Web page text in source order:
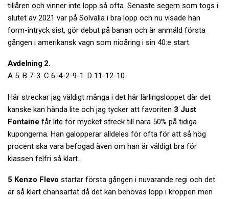
tillåren och vinner inte lopp så ofta. Senaste segern som togs i
slutet av 2021 var på Solvalla i bra lopp och nu visade han
form-intryck sist, gör debut på banan och är anmäld första
gången i amerikansk vagn som nioåring i sin 40:e start.
Avdelning 2.
A 5. B 7-3. C 6-4-2-9-1. D 11-12-10.
Här streckar jag väldigt många i det här lärlingsloppet där det
kanske kan hända lite och jag tycker att favoriten 3 Just
Fontaine får lite för mycket streck till nära 50% på tidiga
kupongerna. Han galopperar alldeles för ofta för att så hög
procent ska vara befogad även om han är väldigt bra för
klassen felfri så klart.
5 Kenzo Flevo startar första gången i nuvarande regi och det
är så klart chansartat då det kan behövas lopp i kroppen men